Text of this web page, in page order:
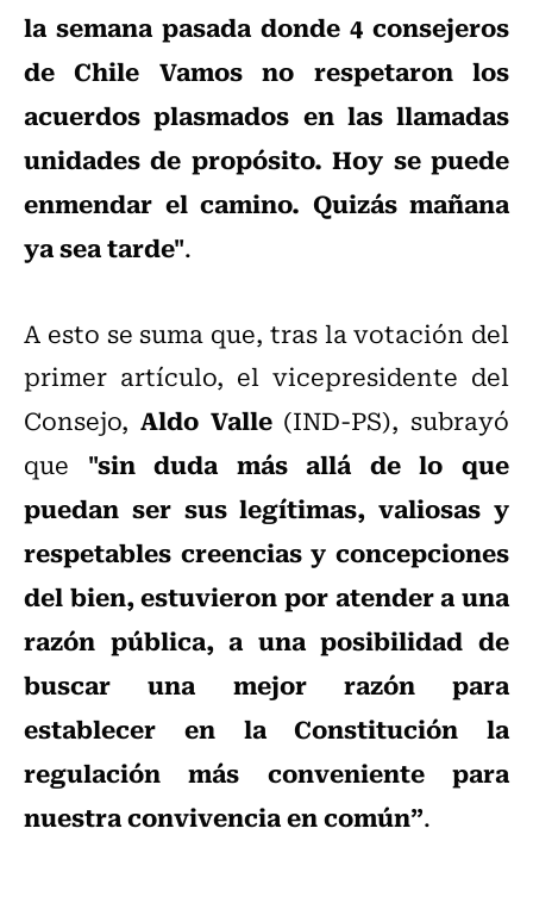
la semana pasada donde 4 consejeros
de Chile Vamos no respetaron los
acuerdos plasmados en las llamadas
unidades de propósito. Hoy se puede
enmendar el camino. Quizás mañana
ya sea tarde".
A esto se suma que, tras la votación del
primer artículo, el vicepresidente del
Consejo, Aldo Valle(IND-PS), subrayó
que "sin duda más allá de lo que
puedan ser sus legítimas, valiosas y
respetables creencias y concepciones
del bien, estuvieron por atender a una
razón pública, a una posibilidad de
buscar una mejor razón para
establecer en la Constitución la
regulación más conveniente para
nuestra convivencia en común”.